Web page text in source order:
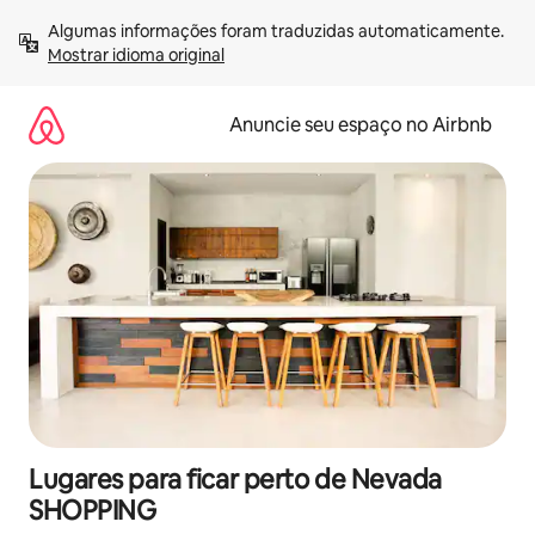
para
Mostrar idioma original
Anuncie seu espaço no Airbnb
Lugares para ficar perto de Nevada
SHOPPING